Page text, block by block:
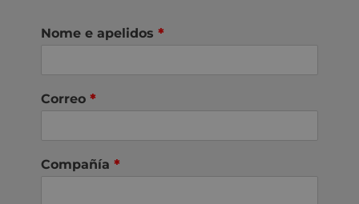
Nome e apelidos *
Correo *
Compañía *